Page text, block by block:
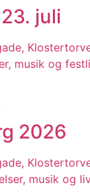
juli
musik og
2026
musik og